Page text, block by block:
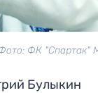
Фото: ФК "Спартак"
Булыкин